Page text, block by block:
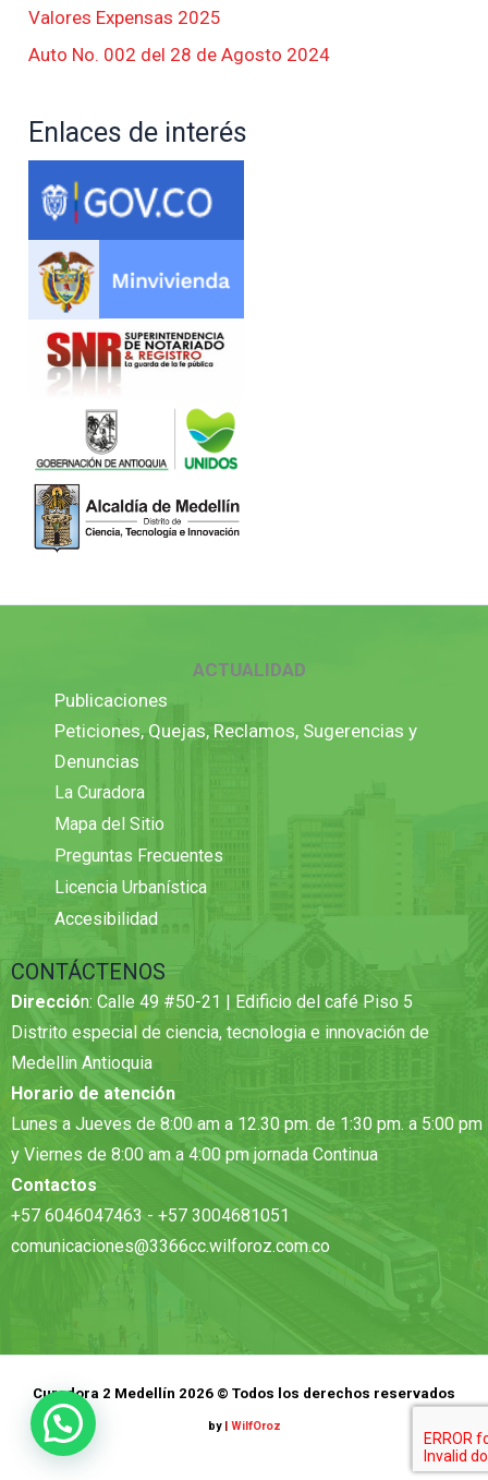
Valores Expensas 2025
Auto No. 002 del 28 de Agosto 2024
Enlaces de interés
ACTUALIDAD
Publicaciones
Peticiones, Quejas, Reclamos, Sugerencias y
Denuncias
La Curadora
Mapa del Sitio
Preguntas Frecuentes
Licencia Urbanística
Accesibilidad
CONTÁCTENOS
Dirección: Calle 49 #50-21 | Edificio del café Piso 5
Distrito especial de ciencia, tecnologia e innovación de
Medellin Antioquia
Horario de atención
Lunes a Jueves de 8:00 am a 12.30 pm. de 1:30 pm. a 5:00 pm
y Viernes de 8:00 am a 4:00 pm jornada Continua
Contactos
+57 6046047463 - +57 3004681051
comunicaciones@3366cc.wilforoz.com.co
Curadora 2 Medellín 2026 © Todos los derechos reservados
by| WilfOroz